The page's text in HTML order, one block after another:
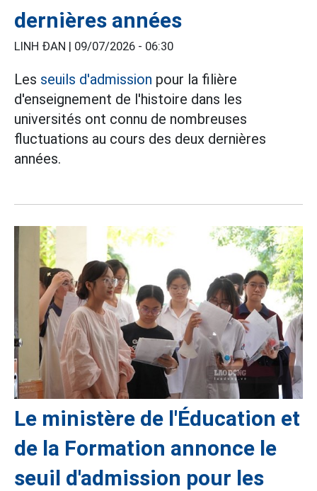
dernières années
LINH ĐAN | 09/07/2026 - 06:30
Les seuils d'admission pour la filière
d'enseignement de l'histoire dans les
universités ont connu de nombreuses
fluctuations au cours des deux dernières
années.
Le ministère de l'Éducation et
de la Formation annonce le
seuil d'admission pour les